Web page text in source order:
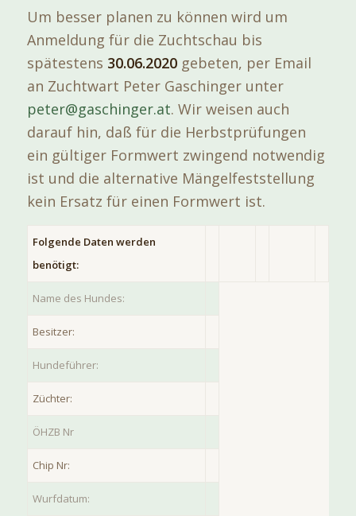
Um besser planen zu können wird um
Anmeldung für die Zuchtschau bis
spätestens 30.06.2020gebeten, per Email
an Zuchtwart Peter Gaschinger unter
peter@gaschinger.at. Wir weisen auch
darauf hin, daß für die Herbstprüfungen
ein gültiger Formwert zwingend notwendig
ist und die alternative Mängelfeststellung
kein Ersatz für einen Formwert ist.
Folgende Daten werden
benötigt:
Name des Hundes:
Besitzer:
Hundeführer:
Züchter:
ÖHZB Nr
Chip Nr:
Wurfdatum: